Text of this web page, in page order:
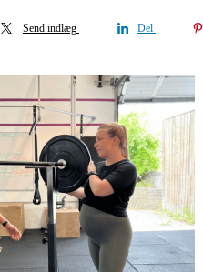
Send indlæg Del